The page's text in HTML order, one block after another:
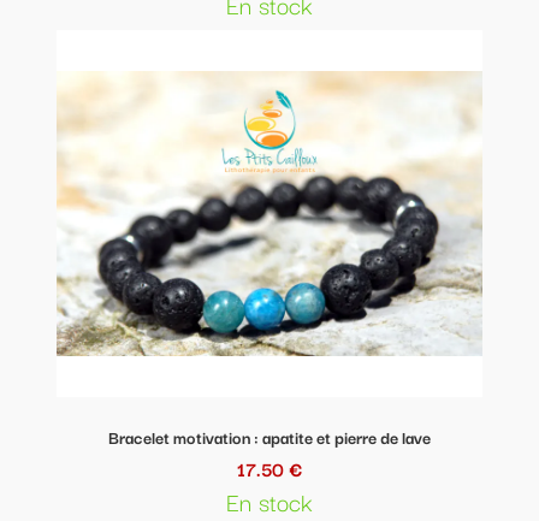
Bracelet motivation : apatite et pierre de lave
17.50 €
En stock